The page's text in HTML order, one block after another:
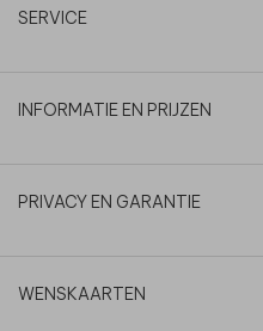
SERVICE
INFORMATIE EN PRIJZEN
PRIVACY EN GARANTIE
WENSKAARTEN